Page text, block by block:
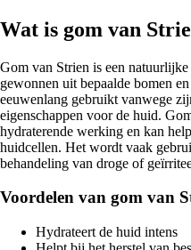
Wat is gom van
Gom van Strien is een
gewonnen uit bepaalde bomen
eeuwenlang gebruikt vanwege
eigenschappen voor de huid.
hydraterende werking en kan
huidcellen. Het wordt vaak
behandeling van droge of
Voordelen van gom van
Hydrateert de huid intens